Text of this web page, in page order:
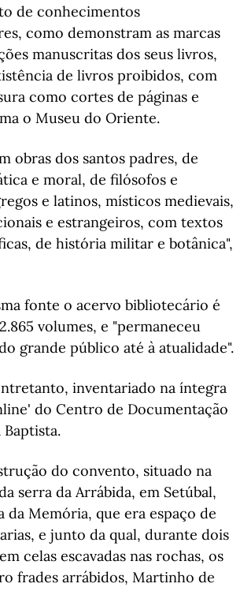
de conhecimentos
como demonstram as marcas
manuscritas dos seus livros,
de livros proibidos, com
como cortes de páginas e
o Museu do Oriente.
obras dos santos padres, de
e moral, de filósofos e
e latinos, místicos medievais,
e estrangeiros, com textos
de história militar e botânica",
fonte o acervo bibliotecário é
volumes, e "permaneceu
grande público até à atualidade".
inventariado na íntegra
do Centro de Documentação
do convento, situado na
serra da Arrábida, em Setúbal,
da Memória, que era espaço de
e junto da qual, durante dois
celas escavadas nas rochas, os
frades arrábidos, Martinho de